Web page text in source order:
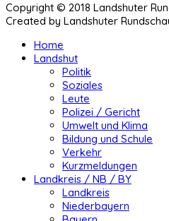
Copyright © 2018 Landshuter
Created by Landshuter
Home
Landshut
Politik
Soziales
Leute
Polizei / Gericht
Umwelt und Klima
Bildung und Schule
Verkehr
Kurzmeldungen
Landkreis / NB / BY
Landkreis
Niederbayern